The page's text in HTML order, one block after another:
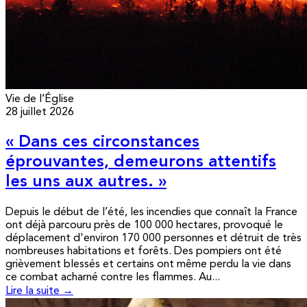
Vie de l’Église
28 juillet 2026
« Dans ces circonstances
éprouvantes, demeurons attentifs
les uns aux autres. »
Depuis le début de l’été, les incendies que connaît la France
ont déjà parcouru près de 100 000 hectares, provoqué le
déplacement d'environ 170 000 personnes et détruit de très
nombreuses habitations et forêts. Des pompiers ont été
grièvement blessés et certains ont même perdu la vie dans
ce combat acharné contre les flammes. Au...
Lire la suite →